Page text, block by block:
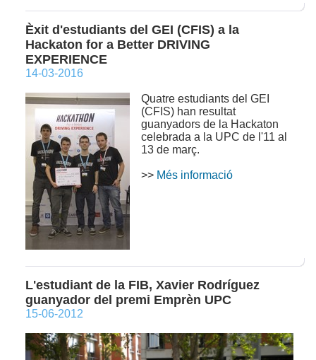
Èxit d'estudiants del GEI (CFIS) a la
Hackaton for a Better DRIVING
EXPERIENCE
14-03-2016
Quatre estudiants del GEI
(CFIS) han resultat
guanyadors de la Hackaton
celebrada a la UPC de l'11 al
13 de març.
>> Més informació
L'estudiant de la FIB, Xavier Rodríguez
guanyador del premi Emprèn UPC
15-06-2012